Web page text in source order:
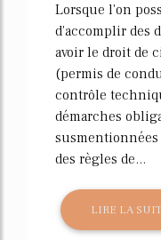
Lorsque l'on
d'accomplir des
avoir le droit de
(permis de
contrôle
démarches
des règles de...
LIRE LA